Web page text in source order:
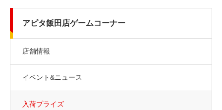
アピタ飯田店ゲームコーナー
店舗情報
イベント&ニュース
入荷プライズ